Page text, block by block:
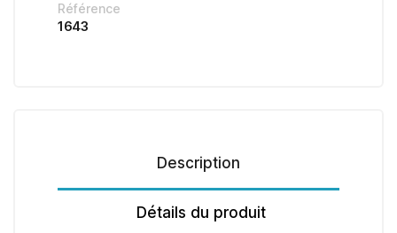
Référence
1643
Description
Détails du produit